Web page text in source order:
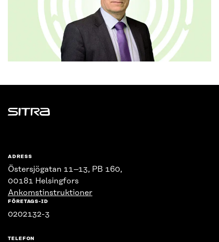
Sitra
ADRESS
Östersjögatan 11–13, PB 160,
00181 Helsingfors
Ankomstinstruktioner
FÖRETAGS-ID
0202132-3
TELEFON